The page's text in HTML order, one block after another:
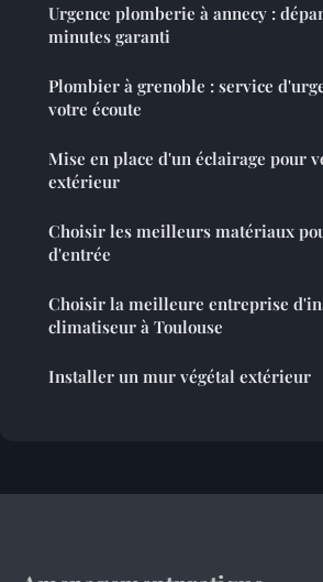
Urgence plomberie à annecy :
minutes garanti
Plombier à grenoble : service
votre écoute
Mise en place d'un éclairage pour
extérieur
Choisir les meilleurs matériaux
d'entrée
Choisir la meilleure entreprise
climatiseur à Toulouse
Installer un mur végétal extérieur